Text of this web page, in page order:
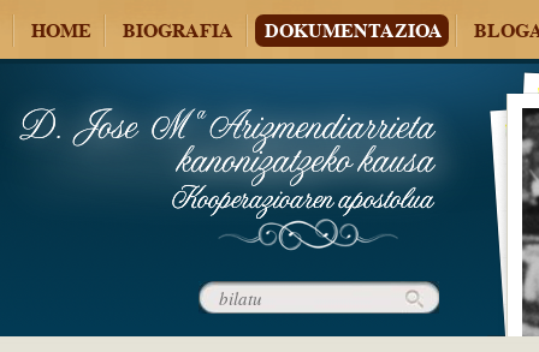
HOME BIOGRAFIA DOKUMENTAZIOA